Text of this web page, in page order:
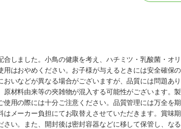
しました。小鳥の健康を考え、ハチミツ・乳酸菌・オ
はおやめください。お子様が与えるときには安全確保
いなどが異なる場合がございますが、品質には問題あ
材料由来等の夾雑物が混入する可能性がございます。
用の際には十分ご注意ください。品質管理には万全を
メーカー負担にてお取替えさせていただきます。賞味
い。また、開封後は密封容器などに移して保管し、な